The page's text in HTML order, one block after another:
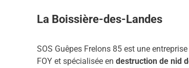
La Boissière-des-Landes
SOS Guêpes Frelons 85 est une
FOY et spécialisée en destruction de nid